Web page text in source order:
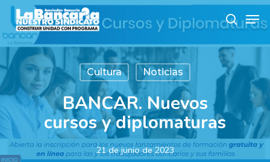
Skip
main
content
search
Cultura Noticias
BANCAR. Nuevos
cursos y diplomaturas
21 de junio de 2023